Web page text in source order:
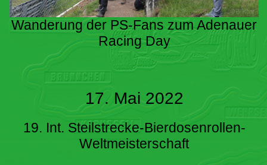
Wanderung der PS-Fans zum Adenauer
Racing Day
17. Mai 2022
19. Int. Steilstrecke-Bierdosenrollen-
Weltmeisterschaft